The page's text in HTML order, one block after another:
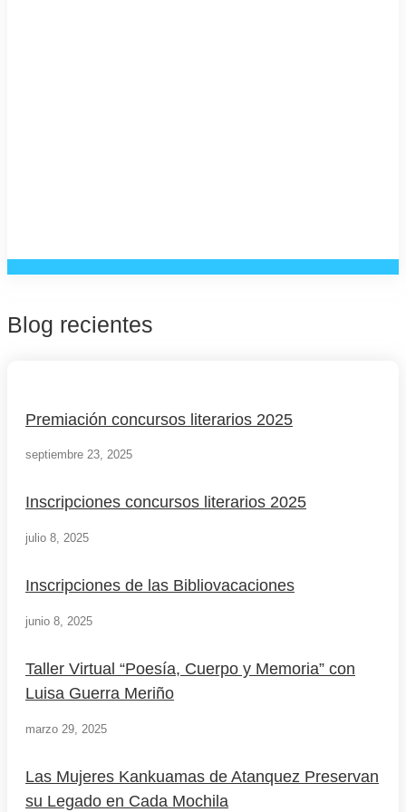
Blog recientes
Premiación concursos literarios 2025
septiembre 23, 2025
Inscripciones concursos literarios 2025
julio 8, 2025
Inscripciones de las Bibliovacaciones
junio 8, 2025
Taller Virtual “Poesía, Cuerpo y Memoria” con
Luisa Guerra Meriño
marzo 29, 2025
Las Mujeres Kankuamas de Atanquez Preservan
su Legado en Cada Mochila